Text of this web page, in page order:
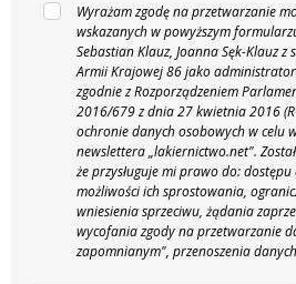
Wyrażam zgodę na przetwarzanie
wskazanych w powyższym
Sebastian Klauz, Joanna Sęk-Klauz z
Armii Krajowej 86 jako
zgodnie z Rozporządzeniem
2016/679 z dnia 27 kwietnia 2016
ochronie danych osobowych w celu
newslettera „lakiernictwo.net".
że przysługuje mi prawo do:
możliwości ich sprostowania,
wniesienia sprzeciwu, żądania
wycofania zgody na przetwarzanie
zapomnianym", przenoszenia